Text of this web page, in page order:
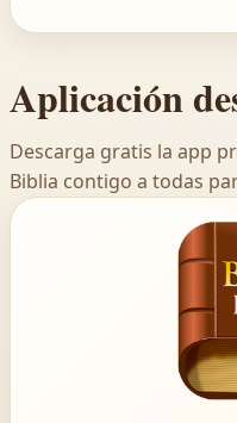
Aplicación
Descarga gratis la app
Biblia contigo a todas